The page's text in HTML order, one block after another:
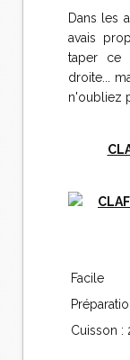
Dans les
avais
taper ce
droite...
n'oubliez
Facile
Cuisson :